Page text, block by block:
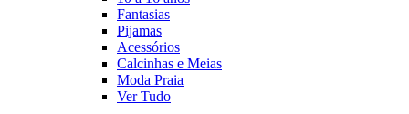
Fantasias
Pijamas
Acessórios
Calcinhas e Meias
Moda Praia
Ver Tudo